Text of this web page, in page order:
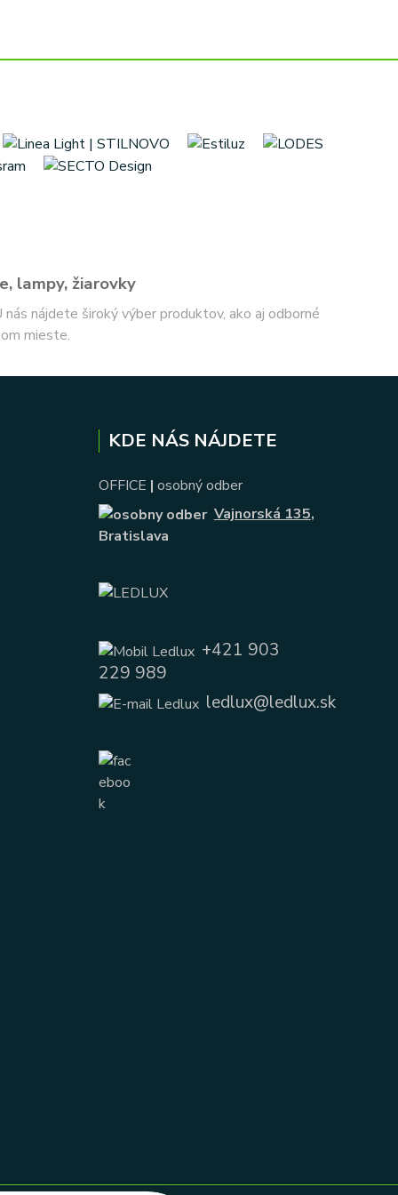
lampy, žiarovky
nájdete široký výber produktov, ako aj odborné
mieste.
KDE NÁS NÁJDETE
OFFICE | osobný odber
Vajnorská 135,
Bratislava
+421 903
229 989
ledlux@ledlux.sk